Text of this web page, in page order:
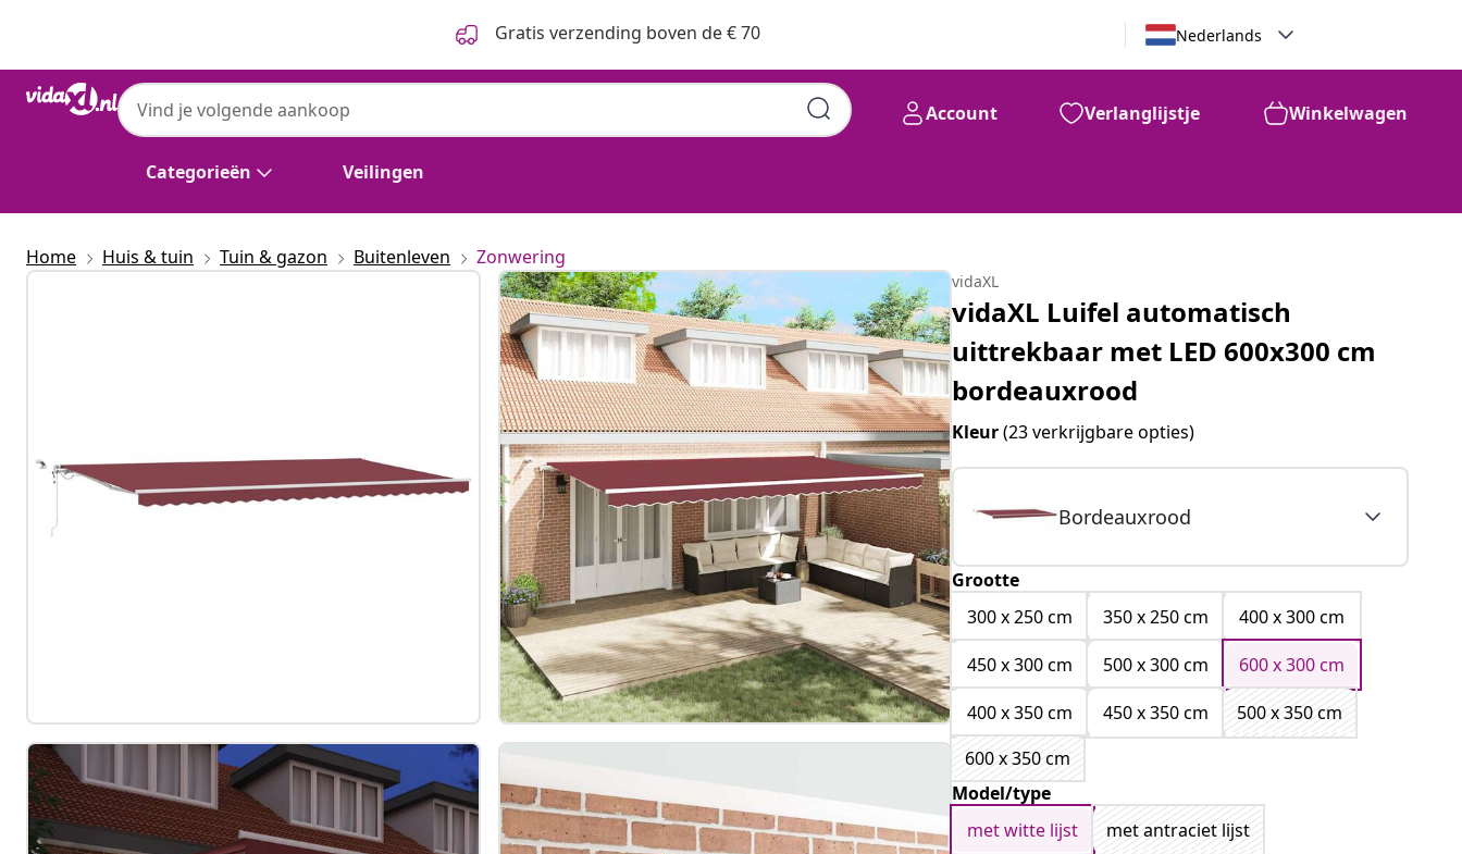
Gratis verzending boven de € 70 Nederlands
Categorieën Veilingen
Account Verlanglijstje Winkelwagen
Home Huis & tuin Tuin & gazon Buitenleven Zonwering
vidaXL
vidaXL Luifel automatisch
uittrekbaar met LED 600x300 cm
bordeauxrood
Kleur(23 verkrijgbare opties)
Bordeauxrood
Grootte
300 x 250 cm
350 x 250 cm
400 x 300 cm
450 x 300 cm
500 x 300 cm
600 x 300 cm
400 x 350 cm
450 x 350 cm
500 x 350 cm
600 x 350 cm
Model/type
met witte lijst
met antraciet lijst